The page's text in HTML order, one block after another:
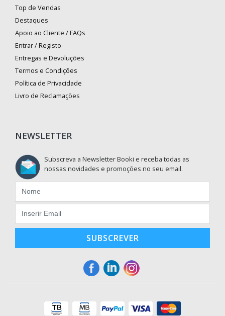
Top de Vendas
Destaques
Apoio ao Cliente / FAQs
Entrar / Registo
Entregas e Devoluções
Termos e Condições
Política de Privacidade
Livro de Reclamações
NEWSLETTER
Subscreva a Newsletter Booki e receba todas as
nossas novidades e promoções no seu email.
SUBSCREVER